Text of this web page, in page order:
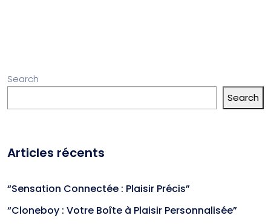
Search
Search
Articles récents
“Sensation Connectée : Plaisir Précis”
“Cloneboy : Votre Boîte à Plaisir Personnalisée”